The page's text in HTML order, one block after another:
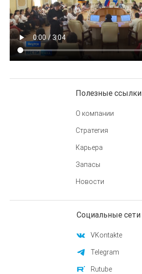
Полезные ссылки
О компании
Стратегия
Карьера
Запасы
Новости
Социальные сети
VKontakte
Telegram
Rutube